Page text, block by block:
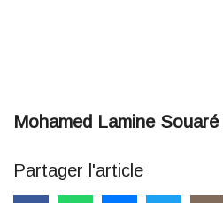
Mohamed Lamine
Partager l'article